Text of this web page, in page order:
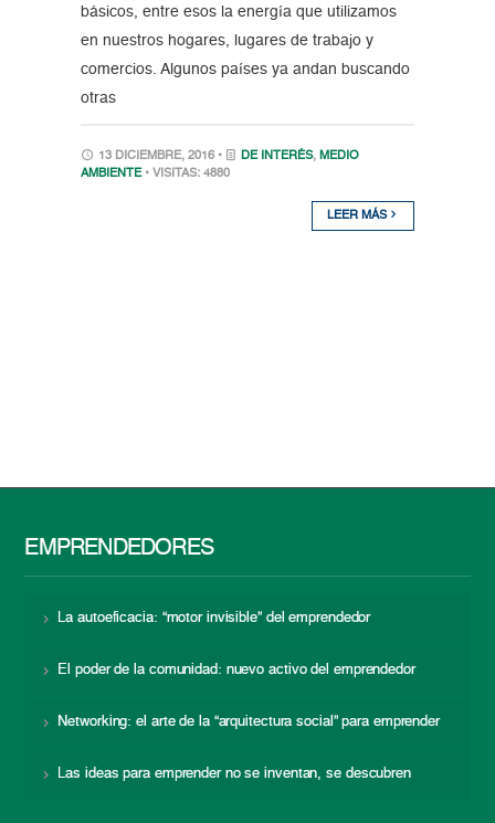
básicos, entre esos la energía que utilizamos
en nuestros hogares, lugares de trabajo y
comercios. Algunos países ya andan buscando
otras
13 DICIEMBRE, 2016 • DE INTERÉS, MEDIO
AMBIENTE • VISITAS: 4880
LEER MÁS
EMPRENDEDORES
La autoeficacia: “motor invisible” del emprendedor
El poder de la comunidad: nuevo activo del emprendedor
Networking: el arte de la “arquitectura social” para emprender
Las ideas para emprender no se inventan, se descubren